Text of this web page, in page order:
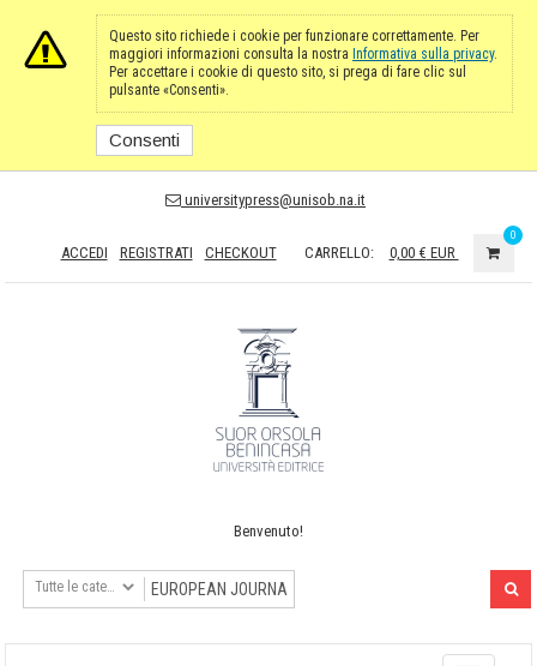
Questo sito richiede i cookie per funzionare correttamente. Per
maggiori informazioni consulta la nostra Informativa sulla privacy.
Per accettare i cookie di questo sito, si prega di fare clic sul
pulsante «Consenti».
Consenti
universitypress@unisob.na.it
ACCEDI REGISTRATI CHECKOUT CARRELLO: 0,00 € EUR
0
Benvenuto!